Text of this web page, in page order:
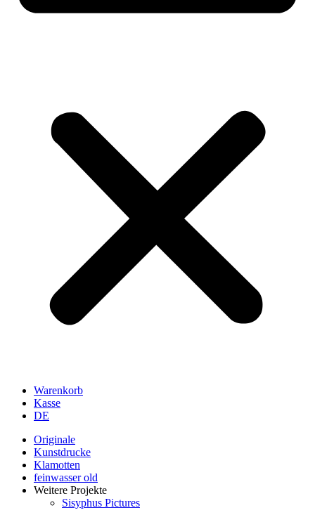
Warenkorb
Kasse
DE
Originale
Kunstdrucke
Klamotten
feinwasser old
Weitere Projekte
Sisyphus Pictures